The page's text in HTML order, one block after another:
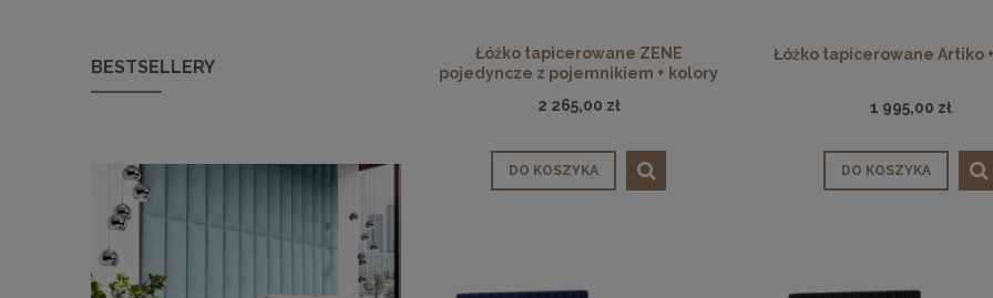
BESTSELLERY
Łóżko tapicerowane ZENE
pojedyncze z pojemnikiem + kolory
2 265,00 zł
DO KOSZYKA
Łóżko tapicerowane Artiko
1 995,00 zł
DO KOSZYKA